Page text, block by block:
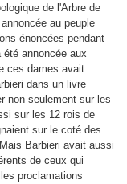
de l'Arbre de
au peuple
énoncées pendant
annoncée aux
ces dames avait
dans un livre
non seulement sur les
sur les 12 rois de
sur le coté des
Barbieri avait aussi
de ceux qui
proclamations